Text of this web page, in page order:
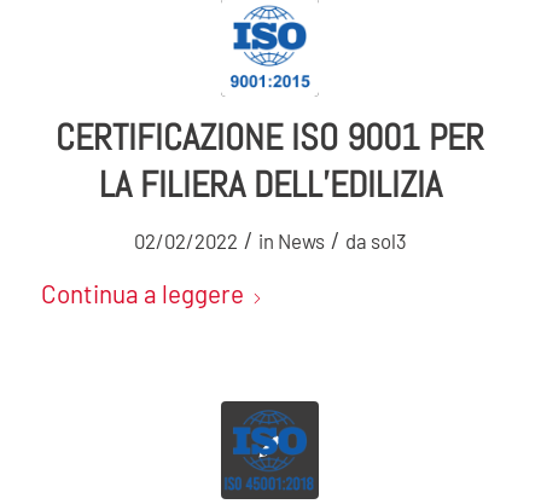
CERTIFICAZIONE ISO 9001 PER
LA FILIERA DELL’EDILIZIA
02/02/2022 / in News / da sol3
Continua a leggere